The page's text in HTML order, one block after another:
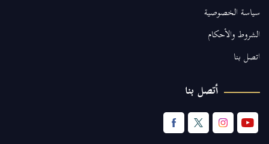
سياسة الخصوصية
الشروط والأحكام
اتصل بنا
أتصل بنا